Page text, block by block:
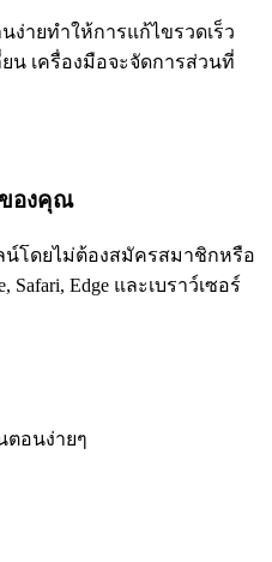
ง่ายทำให้การแก้ไขรวดเร็ว
น เครื่องมือจะจัดการส่วนที่
ของคุณ
โดยไม่ต้องสมัครสมาชิกหรือ
Edge และเบราว์เซอร์
อนง่ายๆ